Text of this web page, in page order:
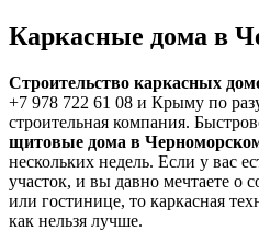
Каркасные дома в
Строительство каркасных
+7 978 722 61 08 и Крыму по
строительная компания.
щитовые дома в
нескольких недель. Если у вас
участок, и вы давно мечтаете о
или гостинице, то каркасная
как нельзя лучше.